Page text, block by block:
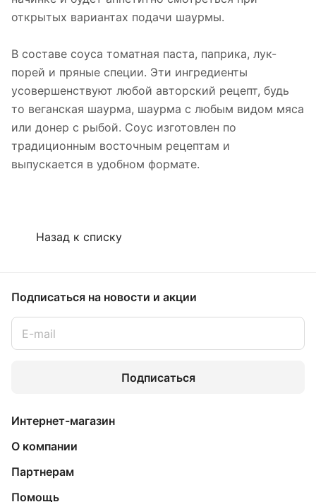
открытых вариантах подачи шаурмы.
В составе соуса томатная паста, паприка, лук-
порей и пряные специи. Эти ингредиенты
усовершенствуют любой авторский рецепт, будь
то веганская шаурма, шаурма с любым видом мяса
или донер с рыбой. Соус изготовлен по
традиционным восточным рецептам и
выпускается в удобном формате.
Назад к списку
Подписаться на новости и акции
Подписаться
Интернет-магазин
О компании
Партнерам
Помощь